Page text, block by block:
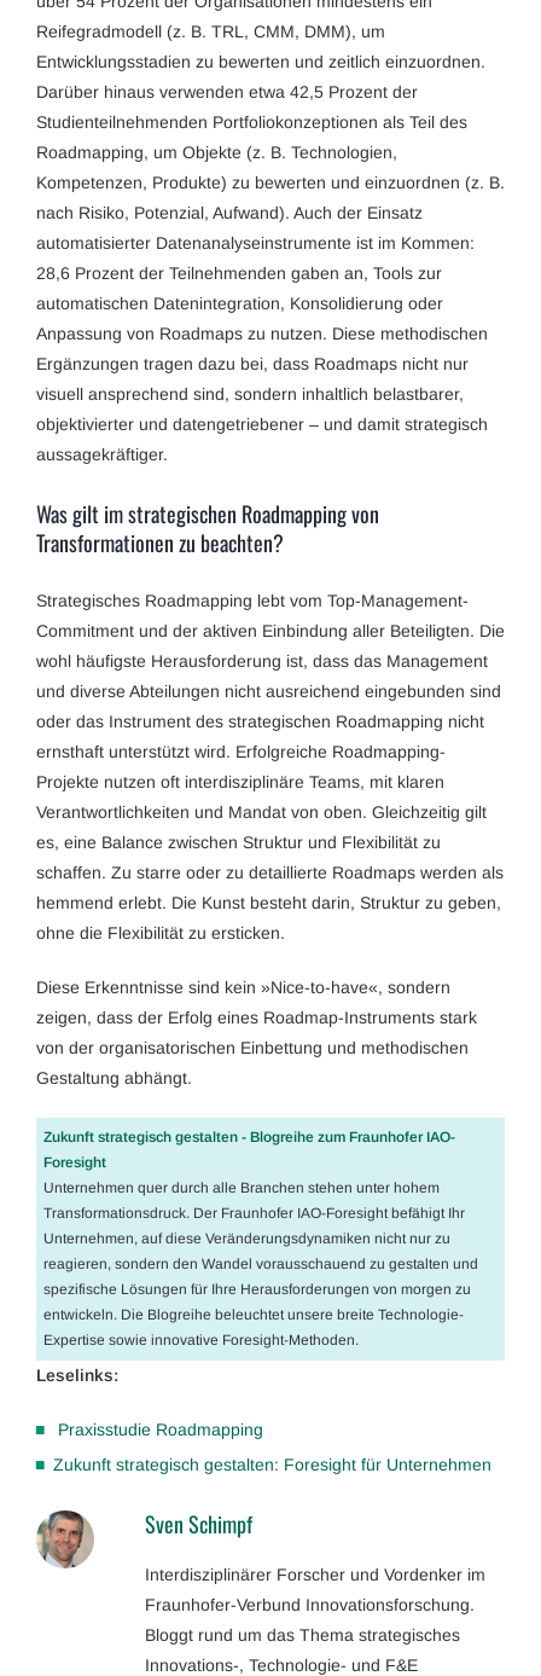
Reifegradmodell (z. B. TRL, CMM, DMM), um
Entwicklungsstadien zu bewerten und zeitlich einzuordnen.
Darüber hinaus verwenden etwa 42,5 Prozent der
Studienteilnehmenden Portfoliokonzeptionen als Teil des
Roadmapping, um Objekte (z. B. Technologien,
Kompetenzen, Produkte) zu bewerten und einzuordnen (z. B.
nach Risiko, Potenzial, Aufwand). Auch der Einsatz
automatisierter Datenanalyseinstrumente ist im Kommen:
28,6 Prozent der Teilnehmenden gaben an, Tools zur
automatischen Datenintegration, Konsolidierung oder
Anpassung von Roadmaps zu nutzen. Diese methodischen
Ergänzungen tragen dazu bei, dass Roadmaps nicht nur
visuell ansprechend sind, sondern inhaltlich belastbarer,
objektivierter und datengetriebener – und damit strategisch
aussagekräftiger.
Was gilt im strategischen Roadmapping von
Transformationen zu beachten?
Strategisches Roadmapping lebt vom Top-Management-
Commitment und der aktiven Einbindung aller Beteiligten. Die
wohl häufigste Herausforderung ist, dass das Management
und diverse Abteilungen nicht ausreichend eingebunden sind
oder das Instrument des strategischen Roadmapping nicht
ernsthaft unterstützt wird. Erfolgreiche Roadmapping-
Projekte nutzen oft interdisziplinäre Teams, mit klaren
Verantwortlichkeiten und Mandat von oben. Gleichzeitig gilt
es, eine Balance zwischen Struktur und Flexibilität zu
schaffen. Zu starre oder zu detaillierte Roadmaps werden als
hemmend erlebt. Die Kunst besteht darin, Struktur zu geben,
ohne die Flexibilität zu ersticken.
Diese Erkenntnisse sind kein »Nice-to-have«, sondern
zeigen, dass der Erfolg eines Roadmap-Instruments stark
von der organisatorischen Einbettung und methodischen
Gestaltung abhängt.
Zukunft strategisch gestalten - Blogreihe zum Fraunhofer IAO-
Foresight
Unternehmen quer durch alle Branchen stehen unter hohem
Transformationsdruck. Der Fraunhofer IAO-Foresight befähigt Ihr
Unternehmen, auf diese Veränderungsdynamiken nicht nur zu
reagieren, sondern den Wandel vorausschauend zu gestalten und
spezifische Lösungen für Ihre Herausforderungen von morgen zu
entwickeln. Die Blogreihe beleuchtet unsere breite Technologie-
Expertise sowie innovative Foresight-Methoden.
Leselinks:
Praxisstudie Roadmapping
Zukunft strategisch gestalten: Foresight für Unternehmen
Sven Schimpf
Interdisziplinärer Forscher und Vordenker im
Fraunhofer-Verbund Innovationsforschung.
Bloggt rund um das Thema strategisches
Innovations-, Technologie- und F&E